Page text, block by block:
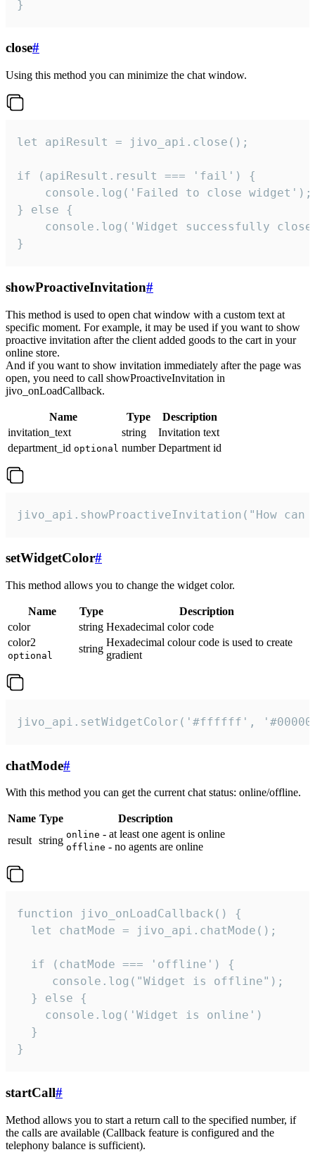
}
close#
Using this method you can minimize the chat window.
let apiResult = jivo_api.close();
if (apiResult.result === 'fail') {
    console.log('Failed to close widget');
} else {
console.log('Widget successfully
}
showProactiveInvitation#
This method is used to open chat window with a custom text at
specific moment. For example, it may be used if you want to show
proactive invitation after the client added goods to the cart in your
online store.
And if you want to show invitation immediately after the page was
open, you need to call showProactiveInvitation in
jivo_onLoadCallback.
Name Type
Description
invitation_text
string
Invitation text
department_id optional number Department id
jivo_api.showProactiveInvitation("How
setWidgetColor#
This method allows you to change the widget color.
Name Type
Description
color
string Hexadecimal color code
color2
optional
string
Hexadecimal colour code is used to create
gradient
jivo_api.setWidgetColor('#ffffff',
chatMode#
With this method you can get the current chat status: online/offline.
Name Type
Description
result string online - at least one agent is online
offline - no agents are online
function jivo_onLoadCallback() {
  let chatMode = jivo_api.chatMode();
  if (chatMode === 'offline') {
     console.log("Widget is offline");
  } else {
    console.log('Widget is online')
  }
}
startCall#
Method allows you to start a return call to the specified number, if
the calls are available (Callback feature is configured and the
telephony balance is sufficient).